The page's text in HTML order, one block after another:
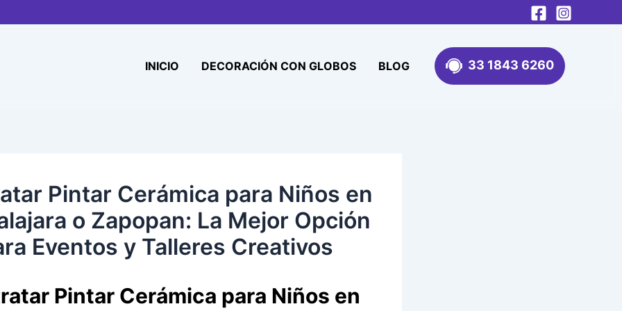
INICIO
DECORACIÓN CON GLOBOS BLOG 33 1843 6260
Pintar Cerámica para Niños en
o Zapopan: La Mejor Opción
Eventos y Talleres Creativos
Pintar Cerámica para Niños en